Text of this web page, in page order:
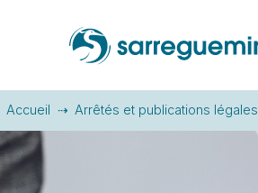
Accueil Arrêtés et publications légales